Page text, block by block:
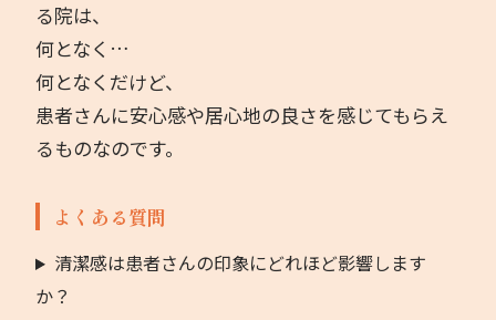
る院は、
何となく…
何となくだけど、
患者さんに安心感や居心地の良さを感じてもらえ
るものなのです。
よくある質問
清潔感は患者さんの印象にどれほど影響します
か？